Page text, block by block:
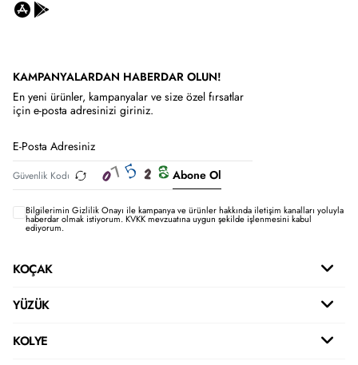
KAMPANYALARDAN HABERDAR OLUN!
En yeni ürünler, kampanyalar ve size özel fırsatlar
için e-posta adresinizi giriniz.
Abone Ol
Bilgilerimin Gizlilik Onayı ile kampanya ve ürünler hakkında iletişim kanalları yoluyla
haberdar olmak istiyorum.KVKK mevzuatına uygun şekilde işlenmesini kabul
ediyorum.
KOÇAK
YÜZÜK
KOLYE